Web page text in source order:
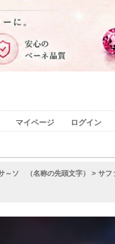
マイページ ログイン
～ソ （名称の先頭文字） > サフ